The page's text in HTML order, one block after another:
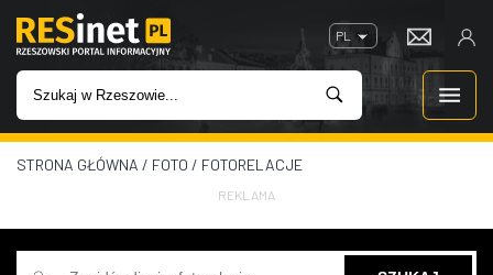
PL
WIADOMOŚCI
INWESTYCJE
STRONA GŁÓWNA / FOTO / FOTORELACJE
REKLAMA